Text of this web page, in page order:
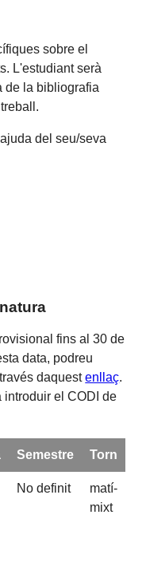
sobre el
L'estudiant serà
de la bibliografia
del seu/seva
fins al 30 de
data, podreu
daquestenllaç.
introduir el CODI de
Semestre Torn
No definit
matí-
mixt